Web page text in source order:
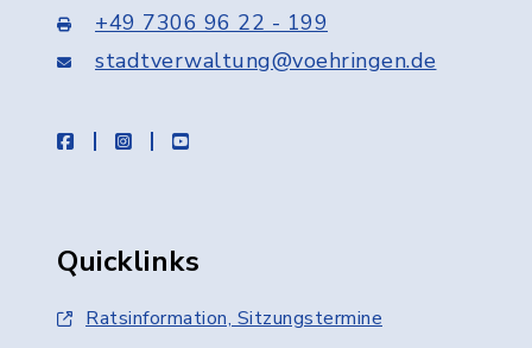
+49 7306 96 22 - 199
stadtverwaltung@voehringen.de
facebookinstagramyoutube
Quicklinks
Ratsinformation, Sitzungstermine